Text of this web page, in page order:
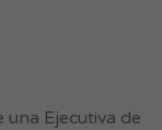
una Ejecutiva de